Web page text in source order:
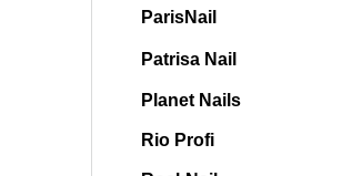
ParisNail
Patrisa Nail
Planet Nails
Rio Profi